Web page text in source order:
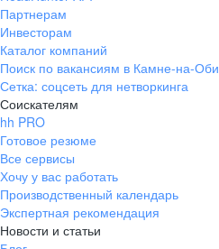
Партнерам
Инвесторам
Каталог компаний
Поиск по вакансиям в Камне-на-Оби
Сетка: соцсеть для нетворкинга
Соискателям
hh PRO
Готовое резюме
Все сервисы
Хочу у вас работать
Производственный календарь
Экспертная рекомендация
Новости и статьи